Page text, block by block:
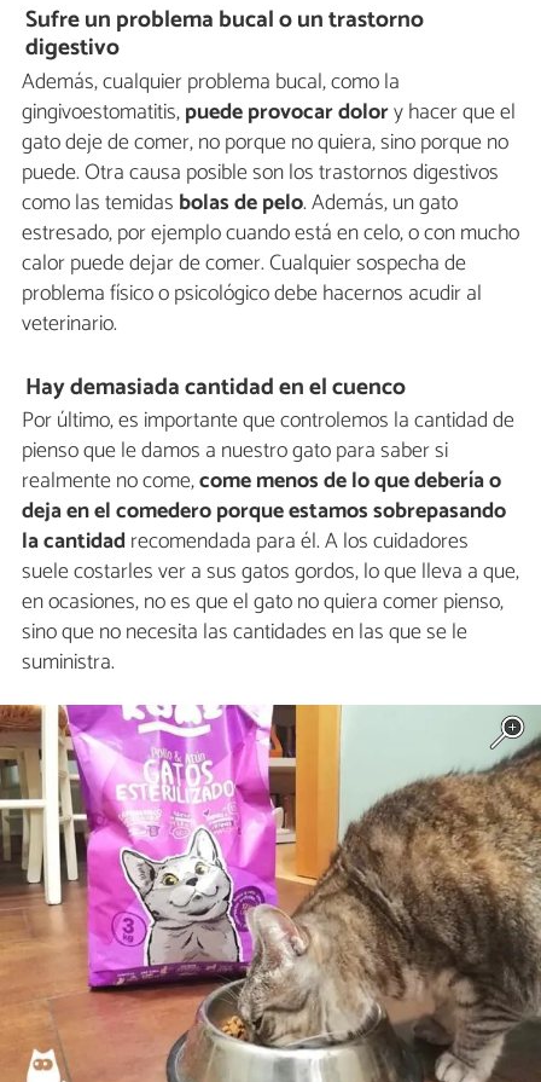
Sufre un problema bucal o un trastorno
digestivo
Además, cualquier problema bucal, como la
gingivoestomatitis,puede provocar dolory hacer que el
gato deje de comer, no porque no quiera, sino porque no
puede. Otra causa posible son los trastornos digestivos
como las temidas bolas de pelo. Además, un gato
estresado, por ejemplo cuando está en celo, o con mucho
calor puede dejar de comer. Cualquier sospecha de
problema físico o psicológico debe hacernos acudir al
veterinario.
Hay demasiada cantidad en el cuenco
Por último, es importante que controlemos la cantidad de
pienso que le damos a nuestro gato para saber si
realmente no come,come menos de lo que debería o
deja en el comedero porque estamos sobrepasando
la cantidadrecomendada para él. A los cuidadores
suele costarles ver a sus gatos gordos, lo que lleva a que,
en ocasiones, no es que el gato no quiera comer pienso,
sino que no necesita las cantidades en las que se le
suministra.